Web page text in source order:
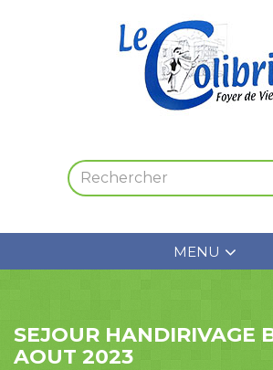
MENU
SEJOUR HANDIRIVAGE
AOUT 2023